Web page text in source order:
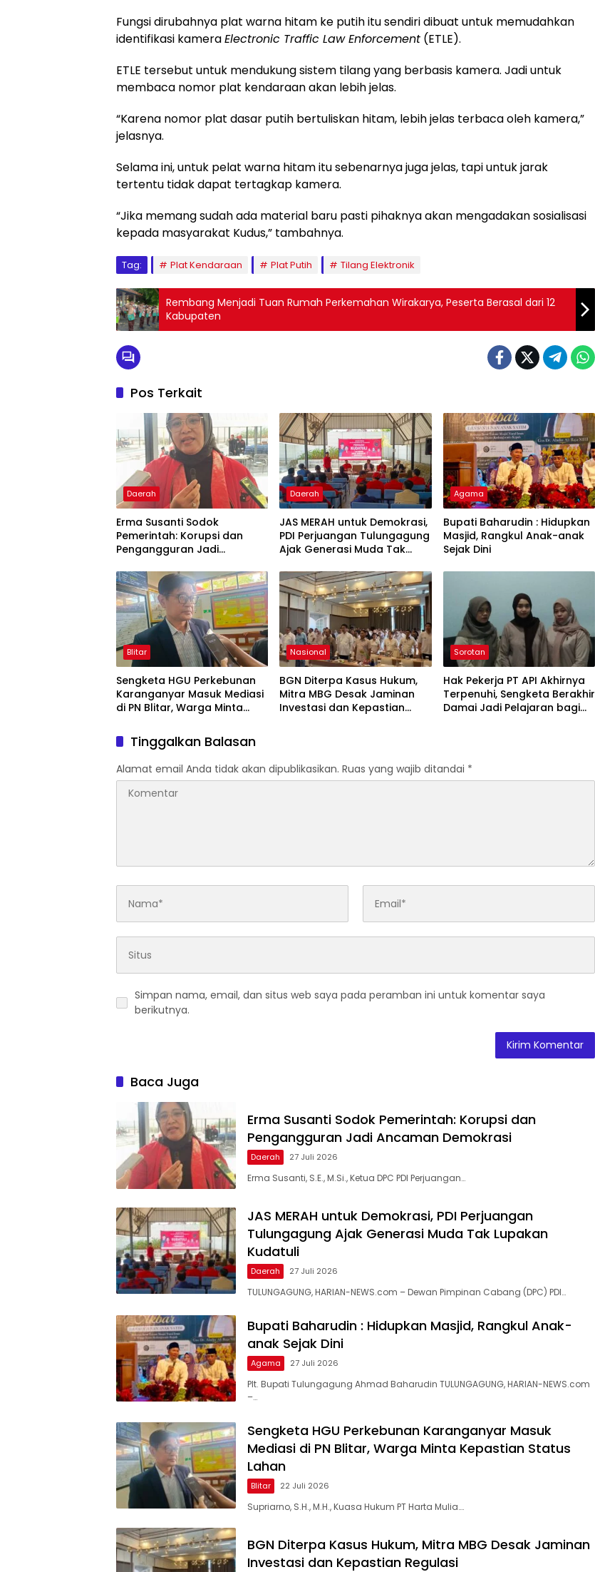
Fungsi dirubahnya plat warna hitam ke putih itu sendiri dibuat untuk memudahkan
identifikasi kameraElectronic Traffic Law Enforcement (ETLE).
ETLE tersebut untuk mendukung sistem tilang yang berbasis kamera. Jadi untuk
membaca nomor plat kendaraan akan lebih jelas.
“Karena nomor plat dasar putih bertuliskan hitam, lebih jelas terbaca oleh kamera,”
jelasnya.
Selama ini, untuk pelat warna hitam itu sebenarnya juga jelas, tapi untuk jarak
tertentu tidak dapat tertagkap kamera.
“Jika memang sudah ada material baru pasti pihaknya akan mengadakan sosialisasi
kepada masyarakat Kudus,” tambahnya.
Tag: Plat Kendaraan Plat Putih Tilang Elektronik
Rembang Menjadi Tuan Rumah Perkemahan Wirakarya, Peserta Berasal dari 12
Kabupaten
Pos Terkait
Daerah
Erma Susanti Sodok
Pemerintah: Korupsi dan
Pengangguran Jadi
Daerah
JAS MERAH untuk Demokrasi,
PDI Perjuangan Tulungagung
Ajak Generasi Muda Tak
Agama
Bupati Baharudin : Hidupkan
Masjid, Rangkul Anak-anak
Sejak Dini
Blitar
Sengketa HGU Perkebunan
Karanganyar Masuk Mediasi
di PN Blitar, Warga Minta
Nasional
BGN Diterpa Kasus Hukum,
Mitra MBG Desak Jaminan
Investasi dan Kepastian
Sorotan
Hak Pekerja PT API Akhirnya
Terpenuhi, Sengketa Berakhir
Damai Jadi Pelajaran bagi
Tinggalkan Balasan
Alamat email Anda tidak akan dipublikasikan. Ruas yang wajib ditandai *
Simpan nama, email, dan situs web saya pada peramban ini untuk komentar saya
berikutnya.
Baca Juga
Erma Susanti Sodok Pemerintah: Korupsi dan
Pengangguran Jadi Ancaman Demokrasi
Daerah 27 Juli 2026
Erma Susanti, S.E., M.Si., Ketua DPC PDI Perjuangan…
JAS MERAH untuk Demokrasi, PDI Perjuangan
Tulungagung Ajak Generasi Muda Tak Lupakan
Kudatuli
Daerah 27 Juli 2026
TULUNGAGUNG, HARIAN-NEWS.com – Dewan Pimpinan Cabang (DPC) PDI…
Bupati Baharudin : Hidupkan Masjid, Rangkul Anak-
anak Sejak Dini
Agama 27 Juli 2026
Plt. Bupati Tulungagung Ahmad Baharudin TULUNGAGUNG, HARIAN-NEWS.com
–…
Sengketa HGU Perkebunan Karanganyar Masuk
Mediasi di PN Blitar, Warga Minta Kepastian Status
Lahan
Blitar 22 Juli 2026
Supriarno, S.H., M.H., Kuasa Hukum PT Harta Mulia….
BGN Diterpa Kasus Hukum, Mitra MBG Desak Jaminan
Investasi dan Kepastian Regulasi